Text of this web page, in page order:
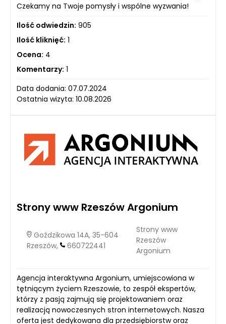
Czekamy na Twoje pomysły i wspólne wyzwania!
Ilość odwiedzin: 905
Ilość kliknięć: 1
Ocena: 4
Komentarzy: 1
Data dodania: 07.07.2024
Ostatnia wizyta: 10.08.2026
Strony www Rzeszów Argonium
Goździkowa 14A, 35-604
Rzeszów,
660722441
Strony www
Rzeszów
Argonium
Agencja interaktywna Argonium, umiejscowiona w
tętniącym życiem Rzeszowie, to zespół ekspertów,
którzy z pasją zajmują się projektowaniem oraz
realizacją nowoczesnych stron internetowych. Nasza
oferta jest dedykowana dla przedsiębiorstw oraz